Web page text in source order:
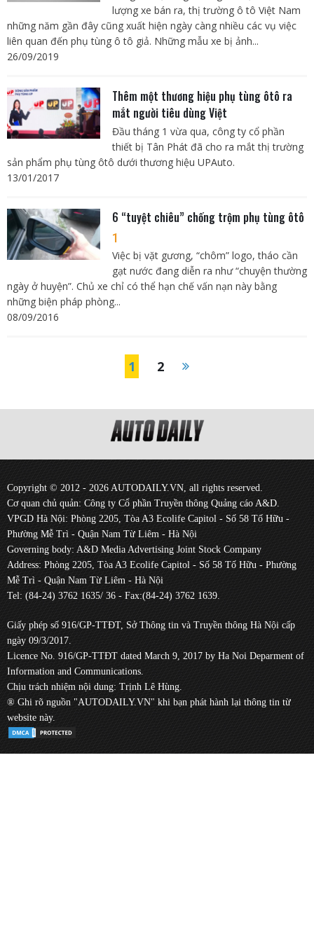
lượng xe bán ra, thị trường ô tô Việt Nam
những năm gần đây cũng xuất hiện ngày càng nhiều các vụ việc
liên quan đến phụ tùng ô tô giả. Những mẫu xe bị ảnh...
26/09/2019
Thêm một thương hiệu phụ tùng ôtô ra
mắt người tiêu dùng Việt
Đầu tháng 1 vừa qua, công ty cổ phần
thiết bị Tân Phát đã cho ra mắt thị trường
sản phẩm phụ tùng ôtô dưới thương hiệu UPAuto.
13/01/2017
6 “tuyệt chiêu” chống trộm phụ tùng ôtô
1
Việc bị vặt gương, “chôm” logo, tháo cần
gạt nước đang diễn ra như “chuyện thường
ngày ở huyện”. Chủ xe chỉ có thể hạn chế vấn nạn này bằng
những biện pháp phòng...
08/09/2016
1 2
Copyright © 2012 - 2026 AUTODAILY.VN, all rights reserved.
Cơ quan chủ quản: Công ty Cổ phần Truyền thông Quảng cáo A&D.
VPGD Hà Nội: Phòng 2205, Tòa A3 Ecolife Capitol - Số 58 Tố Hữu -
Phường Mễ Trì - Quận Nam Từ Liêm - Hà Nội
Governing body: A&D Media Advertising Joint Stock Company
Address: Phòng 2205, Tòa A3 Ecolife Capitol - Số 58 Tố Hữu - Phường
Mễ Trì - Quận Nam Từ Liêm - Hà Nội
Tel: (84-24) 3762 1635/ 36 - Fax:(84-24) 3762 1639.
Giấy phép số 916/GP-TTĐT, Sở Thông tin và Truyền thông Hà Nội cấp
ngày 09/3/2017.
Licence No. 916/GP-TTĐT dated March 9, 2017 by Ha Noi Deparment of
Information and Communications.
Chịu trách nhiệm nội dung: Trịnh Lê Hùng.
® Ghi rõ nguồn "AUTODAILY.VN" khi bạn phát hành lại thông tin từ
website này.